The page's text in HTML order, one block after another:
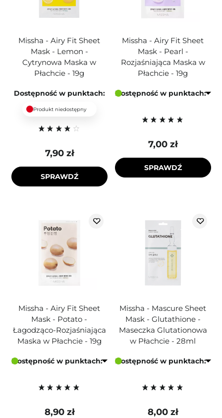
Missha - Airy Fit Sheet
Mask - Lemon -
Cytrynowa Maska w
Płachcie - 19g
Dostępność w punktach:
Produkt niedostępny
7,90 zł
SPRAWDŹ
Missha - Airy Fit Sheet
Mask - Pearl -
Rozjaśniająca Maska w
Płachcie - 19g
Dostępność w punktach:
7,00 zł
SPRAWDŹ
Missha - Airy Fit Sheet
Mask - Potato -
Łagodząco-Rozjaśniająca
Maska w Płachcie - 19g
Dostępność w punktach:
8,90 zł
Missha - Mascure Sheet
Mask - Glutathione -
Maseczka Glutationowa
w Płachcie - 28ml
Dostępność w punktach:
8,00 zł